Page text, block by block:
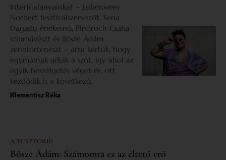
Interjúalanyainkat – Lobenwein
Norbert fesztiválszervezőt, Sena
Dagadu énekesnő, Pindroch Csaba
színművészt és Bősze Ádám
zenetörténészt – arra kértük, hogy
egymásnak adják a szót, így ahol az
egyik beszélgetés véget ér, ott
kezdődik is a következő.
Klementisz Réka
A TE SZTORID
Bősze Ádám: Számomra ez az éltető erő